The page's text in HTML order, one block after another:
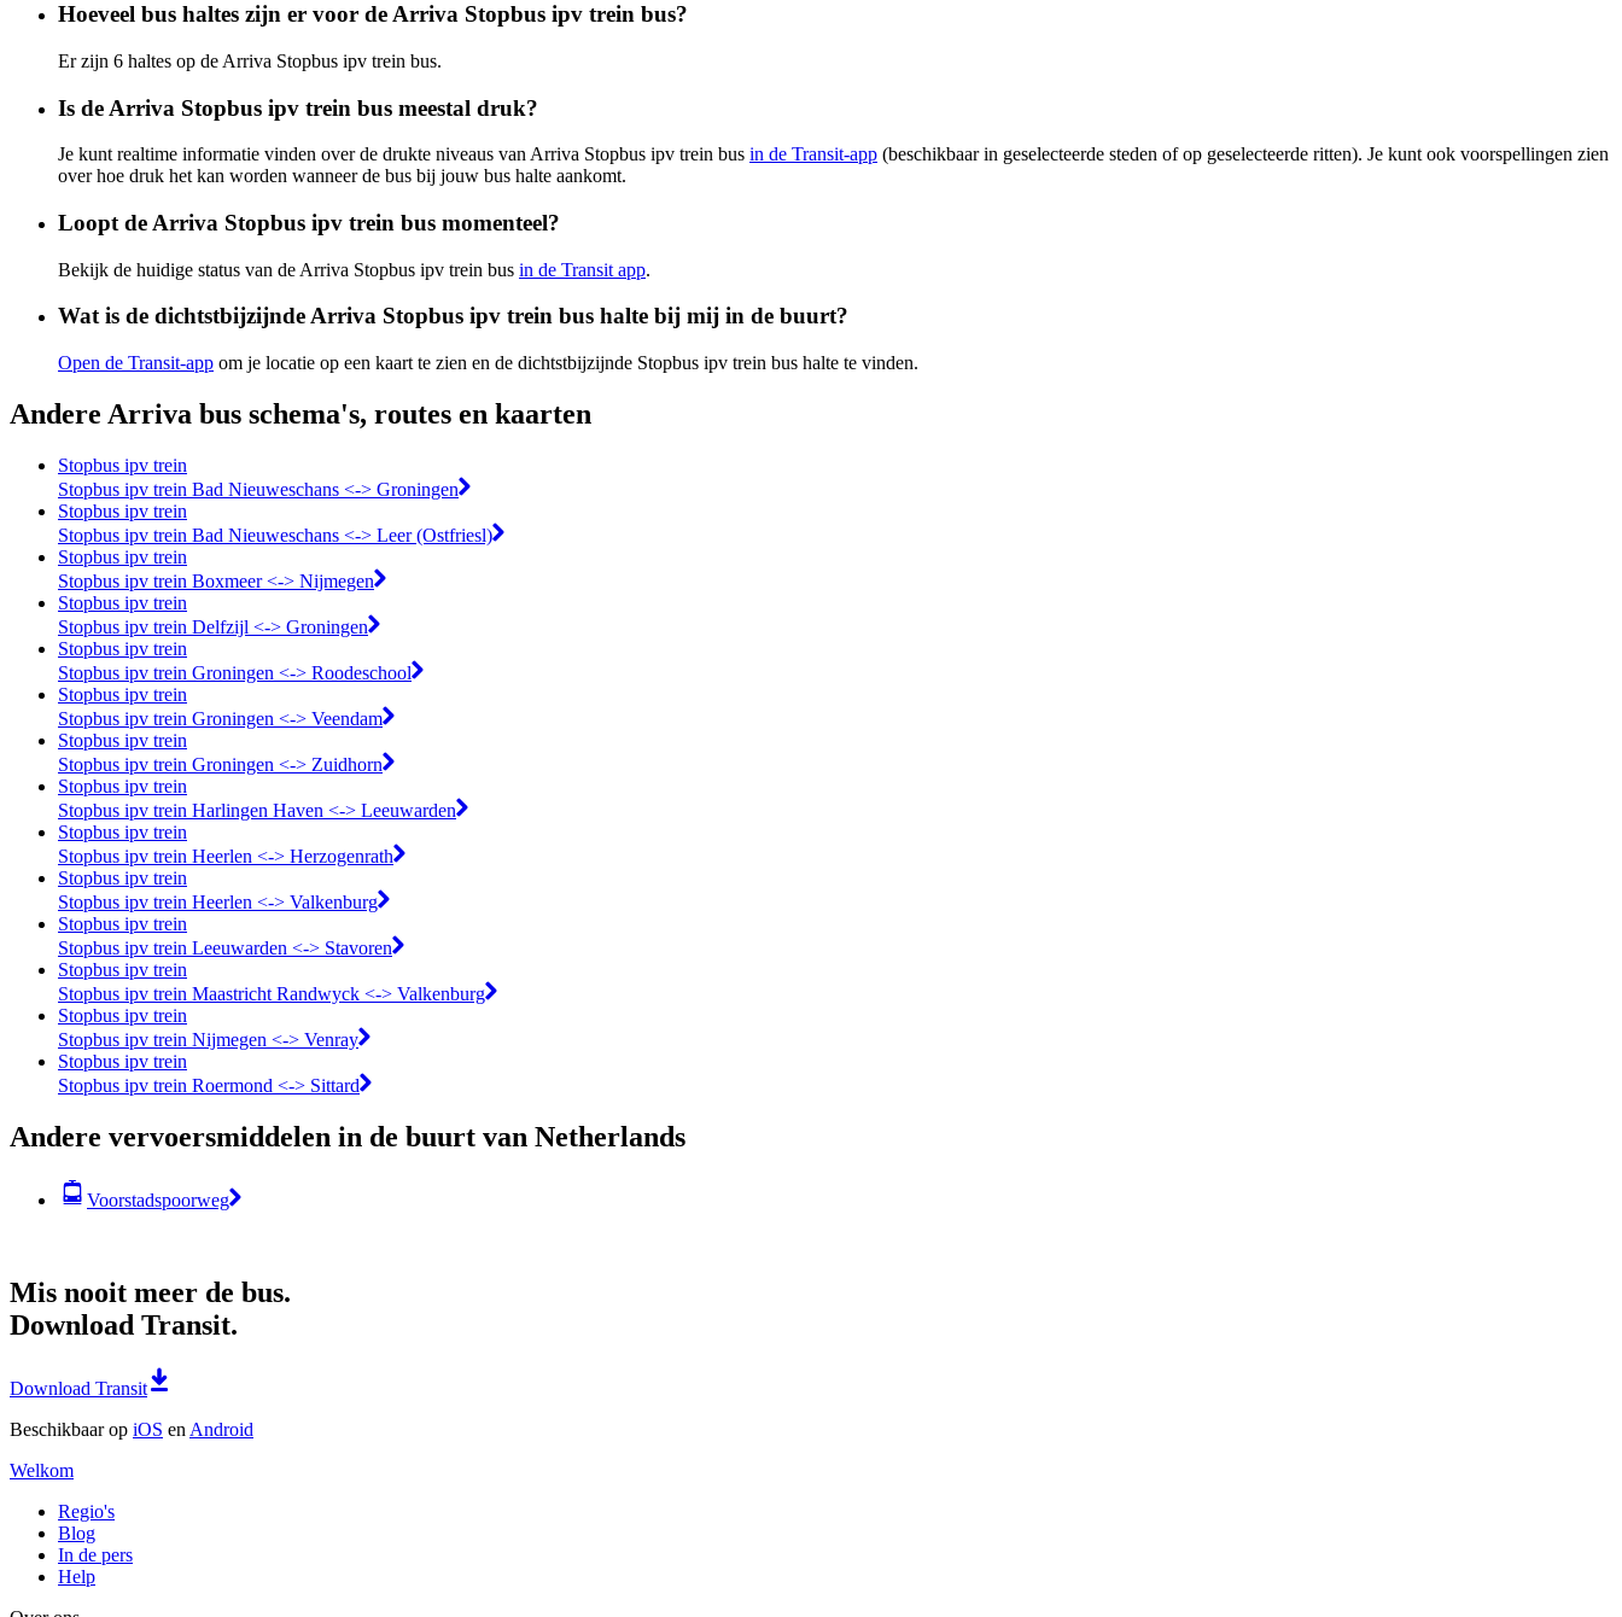
Hoeveel bus haltes zijn er voor de Arriva Stopbus ipv trein bus?
Er zijn 6 haltes op de Arriva Stopbus ipv trein bus.
Is de Arriva Stopbus ipv trein bus meestal druk?
Je kunt realtime informatie vinden over de drukte niveaus van Arriva Stopbus ipv trein bus in de Transit-app (beschikbaar in geselecteerde steden of op geselecteerde ritten). Je kunt ook voorspellingen zien
over hoe druk het kan worden wanneer de bus bij jouw bus halte aankomt.
Loopt de Arriva Stopbus ipv trein bus momenteel?
Bekijk de huidige status van de Arriva Stopbus ipv trein bus in de Transit app.
Wat is de dichtstbijzijnde Arriva Stopbus ipv trein bus halte bij mij in de buurt?
Open de Transit-app om je locatie op een kaart te zien en de dichtstbijzijnde Stopbus ipv trein bus halte te vinden.
Andere Arriva bus schema's, routes en kaarten
Stopbus ipv trein
Stopbus ipv trein Bad Nieuweschans <-> Groningen
Stopbus ipv trein
Stopbus ipv trein Bad Nieuweschans <-> Leer (Ostfriesl)
Stopbus ipv trein
Stopbus ipv trein Boxmeer <-> Nijmegen
Stopbus ipv trein
Stopbus ipv trein Delfzijl <-> Groningen
Stopbus ipv trein
Stopbus ipv trein Groningen <-> Roodeschool
Stopbus ipv trein
Stopbus ipv trein Groningen <-> Veendam
Stopbus ipv trein
Stopbus ipv trein Groningen <-> Zuidhorn
Stopbus ipv trein
Stopbus ipv trein Harlingen Haven <-> Leeuwarden
Stopbus ipv trein
Stopbus ipv trein Heerlen <-> Herzogenrath
Stopbus ipv trein
Stopbus ipv trein Heerlen <-> Valkenburg
Stopbus ipv trein
Stopbus ipv trein Leeuwarden <-> Stavoren
Stopbus ipv trein
Stopbus ipv trein Maastricht Randwyck <-> Valkenburg
Stopbus ipv trein
Stopbus ipv trein Nijmegen <-> Venray
Stopbus ipv trein
Stopbus ipv trein Roermond <-> Sittard
Andere vervoersmiddelen in de buurt van Netherlands
Voorstadspoorweg
Mis nooit meer de bus.
Download Transit.
Download Transit
Beschikbaar op iOS en Android
Welkom
Regio's
Blog
In de pers
Help